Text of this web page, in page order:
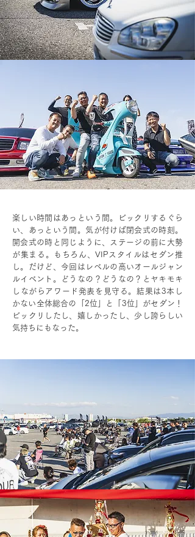
楽しい時間はあっという間。ビックリするぐら
い、あっという間。気が付けば閉会式の時刻。
開会式の時と同じように、ステージの前に大勢
が集まる。もちろん、VIPスタイルはセダン推
し。だけど、今回はレベルの高いオールジャン
ルイベント。どうなの？どうなの？とヤキモキ
しながらアワード発表を見守る。結果は3本し
かない全体総合の「2位」と「3位」がセダン！
ビックリしたし、嬉しかったし、少し誇らしい
気持ちにもなった。